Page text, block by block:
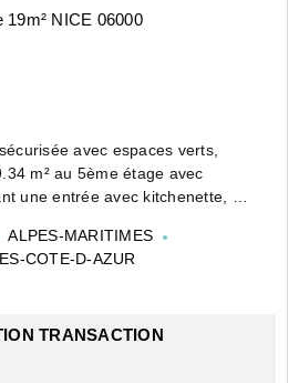
NICE 06000
avec espaces verts,
m² au 5ème étage avec
une entrée avec kitchenette, un
d'eau avec WC. Proche du
ALPES-MARITIMES
COTE-D-AZUR
TRANSACTION